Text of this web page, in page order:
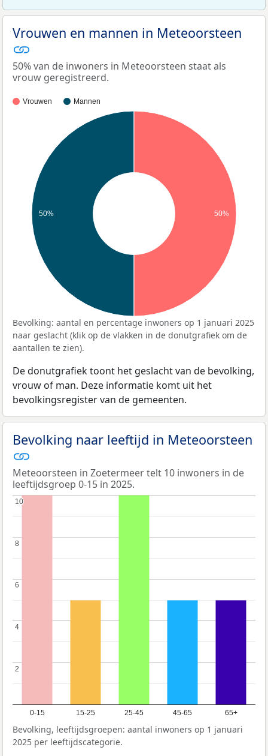
Vrouwen en mannen in Meteoorsteen
50% van de inwoners in Meteoorsteen staat als
vrouw geregistreerd.
Vrouwen Mannen
50% 50%
Bevolking: aantal en percentage inwoners op 1 januari 2025
naar geslacht (klik op de vlakken in de donutgrafiek om de
aantallen te zien).
De donutgrafiek toont het geslacht van de bevolking,
vrouw of man. Deze informatie komt uit het
bevolkingsregister van de gemeenten.
Bevolking naar leeftijd in Meteoorsteen
Meteoorsteen in Zoetermeer telt 10 inwoners in de
leeftijdsgroep 0-15 in 2025.
0-15 15-25 25-45 45-65 65+
2
2
4
4
6
6
8
8
10
10
Bevolking, leeftijdsgroepen: aantal inwoners op 1 januari
2025 per leeftijdscategorie.